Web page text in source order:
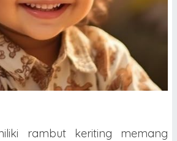
rambut keriting memang